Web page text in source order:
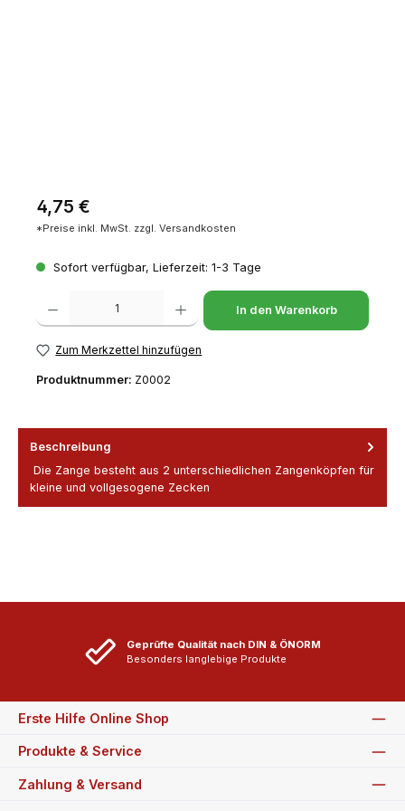
Regulärer Preis:
4,75 €
*Preise inkl. MwSt. zzgl. Versandkosten
Sofort verfügbar, Lieferzeit: 1-3 Tage
Produkt Anzahl: Gib den gewünschten Wert ein oder benutze die
In den Warenkorb
Zum Merkzettel hinzufügen
Produktnummer: Z0002
Beschreibung
Die Zange besteht aus 2 unterschiedlichen Zangenköpfen für
kleine und vollgesogene Zecken
Geprüfte Qualität nach DIN & ÖNORM
Besonders langlebige Produkte
Erste Hilfe Online Shop
Produkte & Service
Zahlung & Versand